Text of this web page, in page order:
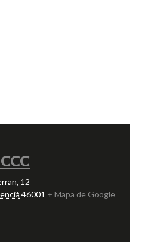
12
46001 + Mapa de Google